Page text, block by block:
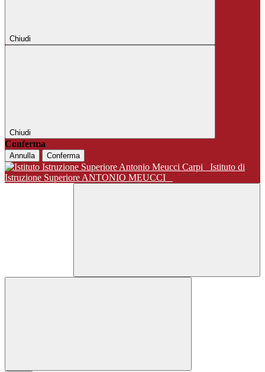
Chiudi
Chiudi
Conferma
Annulla Conferma
Istituto di
Istruzione Superiore ANTONIO MEUCCI